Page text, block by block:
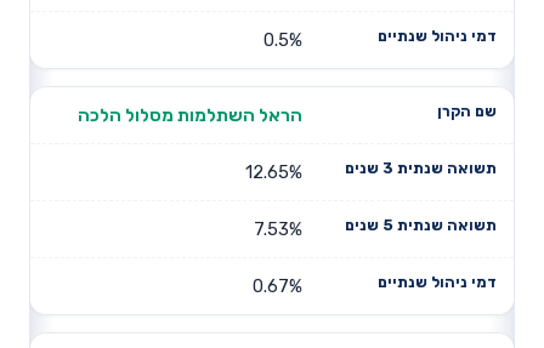
0.5%
הראל השתלמות מסלול הלכה
12.65%
7.53%
0.67%